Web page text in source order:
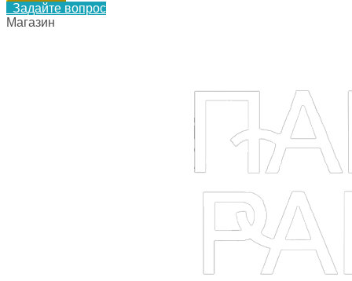
Задайте вопрос
Магазин